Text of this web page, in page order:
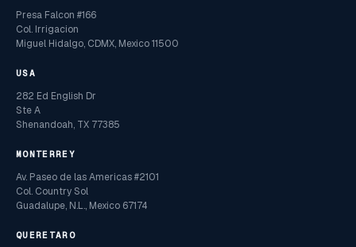
Presa Falcon #166
Col. Irrigacion
Miguel Hidalgo, CDMX, Mexico 11500
USA
282 Ed English Dr
Ste A
Shenandoah, TX 77385
MONTERREY
Av. Paseo de las Americas #2101
Col. Country Sol
Guadalupe, N.L., Mexico 67174
QUERETARO